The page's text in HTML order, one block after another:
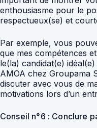
enthousiasme pour le
respectueux(se) et
Par exemple, vous
que mes compétences
le(la) candidat(e)
AMOA chez Groupama
discuter avec vous de
motivations lors d’un
Conseil n°6 : Conclure